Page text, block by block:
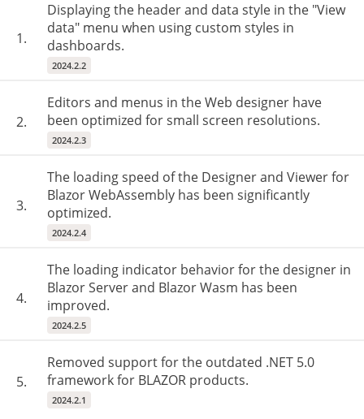
1.
Displaying the header and data style in the "View
data" menu when using custom styles in
dashboards.
2024.2.2
2.
Editors and menus in the Web designer have
been optimized for small screen resolutions.
2024.2.3
3.
The loading speed of the Designer and Viewer for
Blazor WebAssembly has been significantly
optimized.
2024.2.4
4.
The loading indicator behavior for the designer in
Blazor Server and Blazor Wasm has been
improved.
2024.2.5
5.
Removed support for the outdated .NET 5.0
framework for BLAZOR products.
2024.2.1